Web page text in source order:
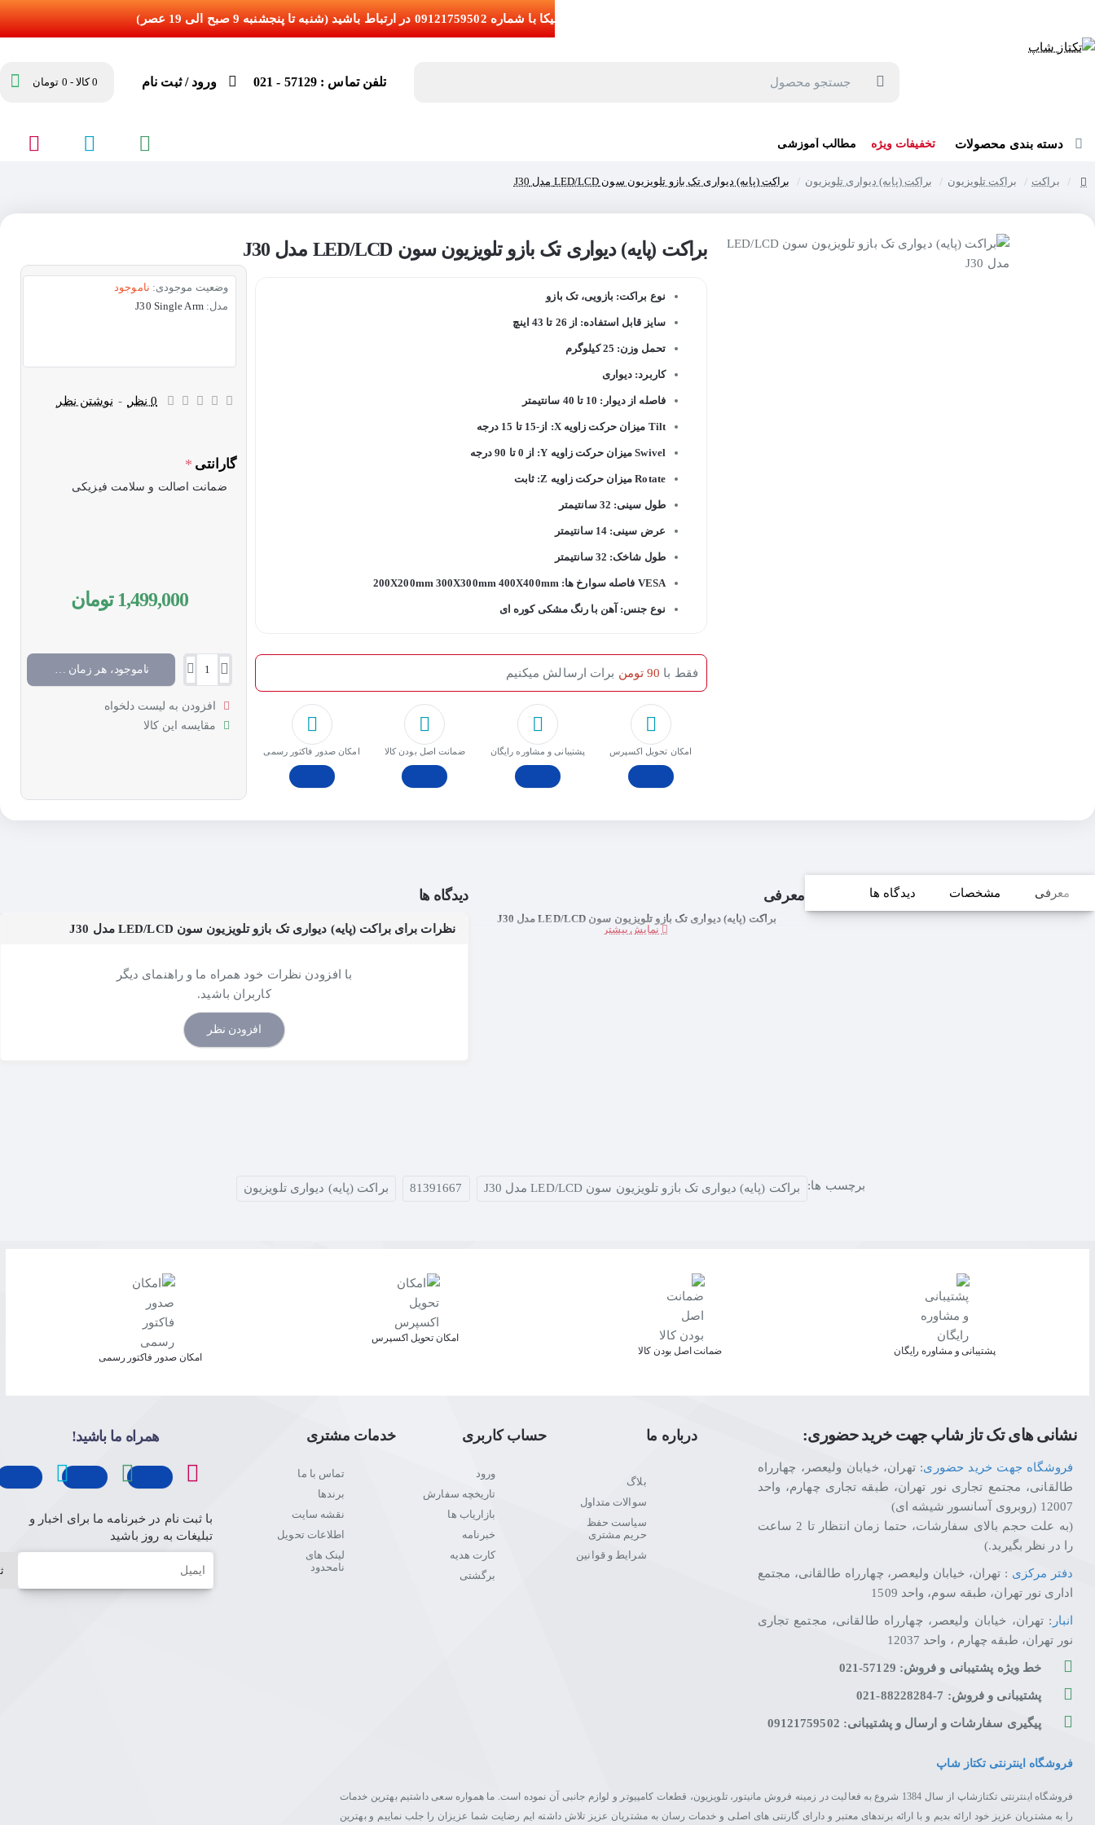
تلفن تماس : 57129 - 021 ورود / ثبت نام 0 کالا - 0 تومان
دسته بندی محصولات تخفیفات ویژه مطالب آموزشی
براکت براکت تلویزیون براکت (پایه) دیواری تلویزیون براکت (پایه) دیواری تک بازو تلویزیون سون LED/LCD مدل J30
براکت (پایه) دیواری تک بازو تلویزیون سون LED/LCD مدل J30
نوع براکت: بازویی، تک بازو
سایز قابل استفاده: از 26 تا 43 اینچ
تحمل وزن: 25 کیلوگرم
کاربرد: دیواری
فاصله از دیوار: 10 تا 40 سانتیمتر
Tilt میزان حرکت زاویه X: از-15 تا 15 درجه
Swivel میزان حرکت زاویه Y: از 0 تا 90 درجه
Rotate میزان حرکت زاویه Z: ثابت
طول سینی: 32 سانتیمتر
عرض سینی: 14 سانتیمتر
طول شاخک: 32 سانتیمتر
VESA فاصله سوارخ ها: 200X200mm 300X300mm 400X400mm
نوع جنس: آهن با رنگ مشکی کوره ای
امکان تحویل اکسپرس پشتیبانی و مشاوره رایگان ﺿﻤﺎﻧﺖ اﺻﻞ ﺑﻮدن ﮐﺎﻟﺎ امکان صدور فاکتور رسمی
فقط با 90 تومن برات ارسالش میکنیم
وضعیت موجودی: ناموجود
مدل: J30 Single Arm
0 نظر - نوشتن نظر
گارانتی
ضمانت اصالت و سلامت فیزیکی
1,499,000 تومان
ناموجود، هر زمان موجود شد خبرم کن
افزودن به لیست دلخواه
مقایسه این کالا
معرفی مشخصات دیدگاه ها معرفی
براکت (پایه) دیواری تک بازو تلویزیون سون LED/LCD مدل J30
دیدگاه ها
نظرات برای براکت (پایه) دیواری تک بازو تلویزیون سون LED/LCD مدل J30
با افزودن نظرات خود همراه ما و راهنمای دیگر
کاربران باشید.
افزودن نظر
برچسب ها: براکت (پایه) دیواری تک بازو تلویزیون سون LED/LCD مدل J30 81391667 براکت (پایه) دیواری تلویزیون
پشتیبانی و مشاوره رایگان ﺿﻤﺎﻧﺖ اﺻﻞ ﺑﻮدن ﮐﺎﻟﺎ
اﻣﮑﺎن ﺗﺤﻮﯾﻞ اﮐﺴﭙﺮس
امکان صدور فاکتور رسمی
نشانی های تک تاز شاپ جهت خرید حضوری:
فروشگاه جهت خرید حضوری: تهران، خیابان ولیعصر، چهارراه
طالقانی، مجتمع تجاری نور تهران، طبقه تجاری چهارم، واحد
12007 (روبروی آسانسور شیشه ای)
(به علت حجم بالای سفارشات، حتما زمان انتظار تا 2 ساعت
را در نظر بگیرید.)
دفتر مرکزی : تهران، خیابان ولیعصر، چهارراه طالقانی، مجتمع
اداری نور تهران، طبقه سوم، واحد 1509
انبار : تهران، خیابان ولیعصر، چهارراه طالقانی، مجتمع تجاری
نور تهران، طبقه چهارم ، واحد 12037
خط ویژه پشتیبانی و فروش: 57129-021
پشتیبانی و فروش: 7-88228284-021
پیگیری سفارشات و ارسال و پشتیبانی: 09121759502
درباره ما
بلاگ
سوالات متداول
سیاست حفظ
حریم مشتری
شرایط و قوانین
حساب کاربری
ورود
تاریخچه سفارش
بازاریاب ها
خبرنامه
کارت هدیه
برگشتی
خدمات مشتری
تماس با ما
برندها
نقشه سایت
اطلاعات تحویل
لینک های
نامحدود
همراه ما باشید!
با ثبت نام در خبرنامه ما برای اخبار و
تبلیغات به روز باشید
ایمیل
فروشگاه اینترنتی تکتاز شاپ
فروشگاه اینترنتی تکتازشاپ از سال 1384 شروع به فعالیت در زمینه فروش مانیتور، تلویزیون، قطعات کامپیوتر و لوازم جانبی آن نموده است. ما همواره سعی داشتیم بهترین خدمات
را به مشتریان عزیز خود ارائه بدیم و با ارائه برندهای معتبر و دارای گارنتی های اصلی و خدمات رسان به مشتریان عزیز تلاش داشته ایم رضایت شما عزیزان را جلب نماییم و بهترین